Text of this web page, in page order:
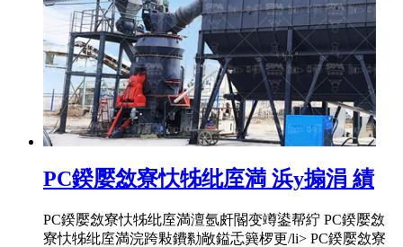
PC鍨嬮敜寮忕牬纰庢満 浜у搧涓 績
PC鍨嬮敜寮忕牬纰庢満澶氬皯閽变竴鍙帮紵 PC鍨嬮敜
寮忕牬纰庢満浣跨敤鐨勬敞鎰忎簨椤更/li> PC鍨嬮敜寮